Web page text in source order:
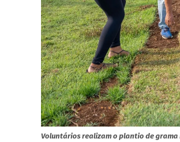
Voluntários realizam o plantio de